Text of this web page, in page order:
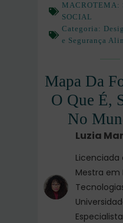
MACROTEMA:
SOCIAL
Categoria:
e Segurança
Mapa Da
O Que É,
No
Luzia
Licenciada
Mestra em